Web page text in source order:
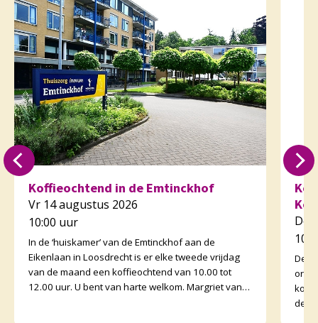
Koffieochtend in de Emtinckhof
Vr 14 augustus 2026
10:00 uur
In de ‘huiskamer’ van de Emtinckhof aan de
Eikenlaan in Loosdrecht is er elke tweede vrijdag
van de maand een koffieochtend van 10.00 tot
12.00 uur. U bent van harte welkom. Margriet van
Do
De
de